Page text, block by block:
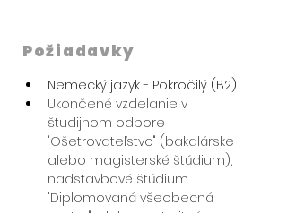
Požiadavky
Nemecký jazyk - Pokročilý (B2)
Ukončené vzdelanie v
študijnom odbore
"Ošetrovateľstvo" (bakalárske
alebo magisterské štúdium),
nadstavbové štúdium
"Diplomovaná všeobecná